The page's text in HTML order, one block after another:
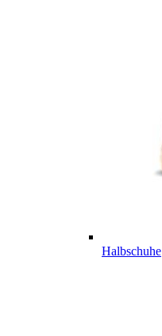
Halbschuhe